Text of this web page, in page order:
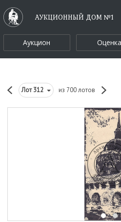
АУКЦИОННЫЙ ДОМ №1
Аукцион Оценка
Лот312 из 700 лотов